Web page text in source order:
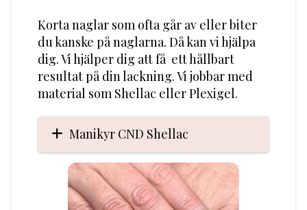
Korta naglar som ofta går av eller biter
du kanske på naglarna. Då kan vi hjälpa
dig. Vi hjälper dig att få ett hållbart
resultat på din lackning. Vi jobbar med
material som Shellac eller Plexigel.
Manikyr CND Shellac